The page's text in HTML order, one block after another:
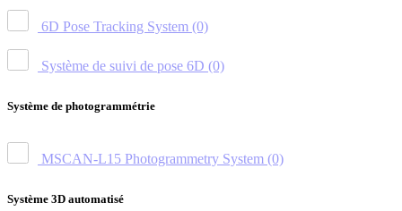
6D Pose Tracking System (0)
Système de suivi de pose 6D (0)
Système de photogrammétrie
MSCAN-L15 Photogrammetry System (0)
Système 3D automatisé